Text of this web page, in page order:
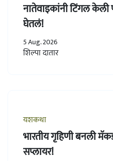
नातेवाइकांनी टिंगल केली पण ग्राहकांनी
घेतलं!
5 Aug. 2026
शिल्पा दातार
यशकथा
भारतीय गृहिणी बनली
सप्लायर!